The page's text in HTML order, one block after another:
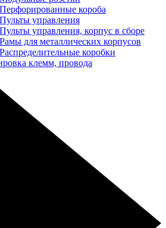
Перфорированные короба
Пульты управления
Пульты управления, корпус в сборе
Рамы для металлических корпусов
Распределительные коробки
клемм, провода